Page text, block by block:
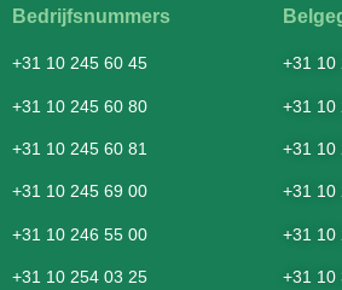
Bedrijfsnummers
+31 10 245 60 45
+31 10 245 60 80
+31 10 245 60 81
+31 10 245 69 00
+31 10 246 55 00
+31 10 254 03 25
+31 10
+31 10
+31 10
+31 10
+31 10
+31 10